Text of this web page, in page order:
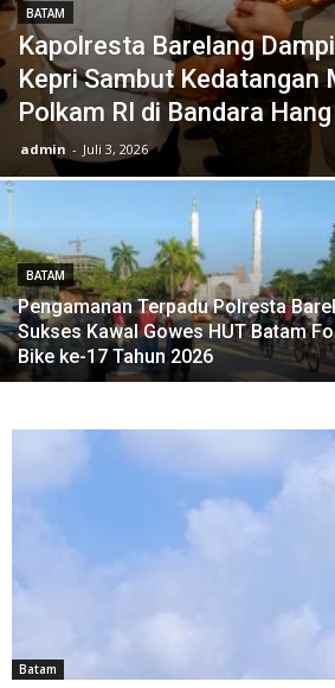
BATAM
Kapolresta Barelang
Kepri Sambut Kedatangan
Polkam RI di Bandara
admin - Juli 3, 2026
BATAM
Pengamanan Terpadu Polresta
Sukses Kawal Gowes HUT Batam
Bike ke-17 Tahun 2026
Batam